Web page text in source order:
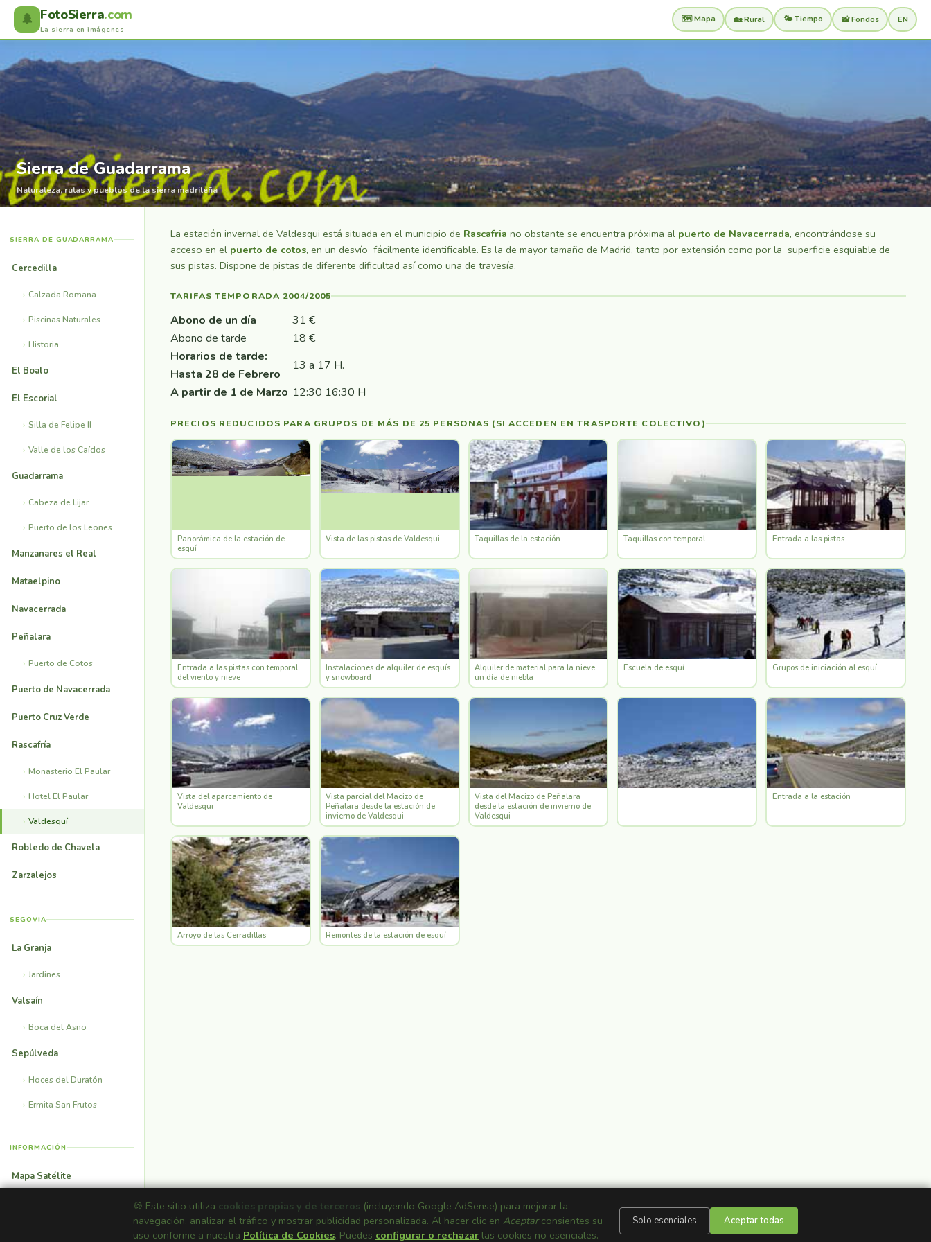
🌲 FotoSierra.com
La sierra en imágenes
🗺️ Mapa 🏡 Rural 🌤️ Tiempo 📸 Fondos EN
Sierra de Guadarrama
Naturaleza, rutas y pueblos de la sierra madrileña
SIERRA DE GUADARRAMA
Cercedilla
Calzada Romana
Piscinas Naturales
Historia
El Boalo
El Escorial
Silla de Felipe II
Valle de los Caídos
Guadarrama
Cabeza de Lijar
Puerto de los Leones
Manzanares el Real
Mataelpino
Navacerrada
Peñalara
Puerto de Cotos
Puerto de Navacerrada
Puerto Cruz Verde
Rascafría
Monasterio El Paular
Hotel El Paular
Valdesquí
Robledo de Chavela
Zarzalejos
SEGOVIA
La Granja
Jardines
Valsaín
Boca del Asno
Sepúlveda
Hoces del Duratón
Ermita San Frutos
INFORMACIÓN
Mapa Satélite
La estación invernal de Valdesqui está situada en el municipio de Rascafria no obstante se encuentra próxima al puerto de Navacerrada, encontrándose su
acceso en el puerto de cotos, en un desvío fácilmente identificable. Es la de mayor tamaño de Madrid, tanto por extensión como por la superficie esquiable de
sus pistas. Dispone de pistas de diferente dificultad así como una de travesía.
TARIFAS TEMPORADA 2004/2005
Abono de un día
31 €
Abono de tarde
18 €
Horarios de tarde:
Hasta 28 de Febrero
13 a 17 H.
A partir de 1 de Marzo 12:30 16:30 H
PRECIOS REDUCIDOS PARA GRUPOS DE MÁS DE 25 PERSONAS (SI ACCEDEN EN TRASPORTE COLECTIVO)
Panorámica de la estación de
esquí
Vista de las pistas de Valdesqui Taquillas de la estación Taquillas con temporal Entrada a las pistas
Entrada a las pistas con temporal
del viento y nieve
Instalaciones de alquiler de esquís
y snowboard
Alquiler de material para la nieve
un día de niebla
Escuela de esquí Grupos de iniciación al esquí
Vista del aparcamiento de
Valdesqui
Vista parcial del Macizo de
Peñalara desde la estación de
invierno de Valdesqui
Vista del Macizo de Peñalara
desde la estación de invierno de
Valdesqui
Entrada a la estación
Arroyo de las Cerradillas Remontes de la estación de esquí
🍪 Este sitio utiliza cookies propias y de terceros (incluyendo Google AdSense) para mejorar la
navegación, analizar el tráfico y mostrar publicidad personalizada. Al hacer clic en Aceptarconsientes su
uso conforme a nuestra Política de Cookies. Puedes configurar o rechazar las cookies no esenciales.
Solo esenciales Aceptar todas